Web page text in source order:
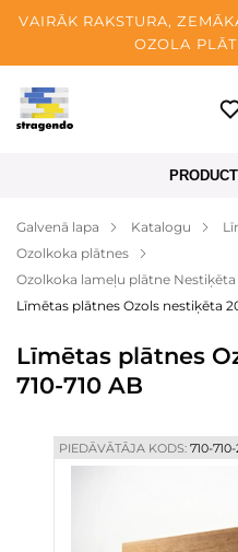
VAIRĀK RAKSTURA,
OZOLA
Tallina
Apmaksa
Par mums
Blogs
Kontaktinformācija
Galvenā lapa Katalogu
Ozolkoka plātnes
Ozolkoka lameļu plātne Nestiķēta
Līmētas plātnes Ozols nestiķēta
Līmētas plātnes
710-710 AB
PIEDĀVĀTĀJA KODS:710-710-